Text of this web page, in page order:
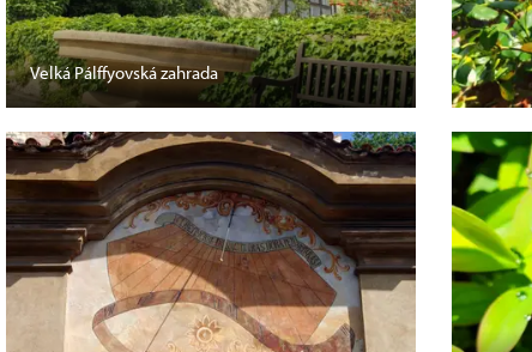
Velká Pálffyovská zahrada